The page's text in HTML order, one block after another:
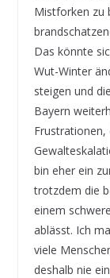
Mistforken zu
Das könnte
Wut-Winter
steigen und
Bayern
Frustrationen,
bin eher ein
trotzdem die
einem
ablässt. Ich
viele
deshalb nie